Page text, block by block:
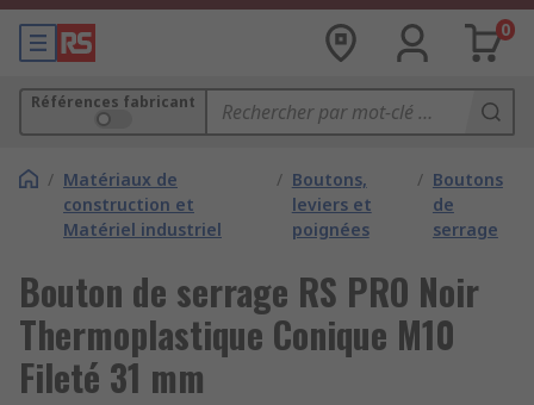
0
Références fabricant
/ Matériaux de
construction et
Matériel industriel
/ Boutons,
leviers et
poignées
/ Boutons
de
serrage
Bouton de serrage RS PRO Noir
Thermoplastique Conique M10
Fileté 31 mm